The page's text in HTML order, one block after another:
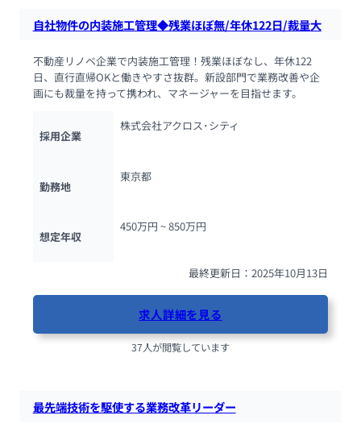
自社物件の内装施工管理◆残業ほぼ無/年休122日/裁量大
不動産リノベ企業で内装施工管理！残業ほぼなし、年休122
日、直行直帰OKと働きやすさ抜群。新設部門で業務改善や企
画にも裁量を持って携われ、マネージャーを目指せます。
採用企業
株式会社アクロス･シティ
勤務地
東京都
想定年収
450万円 ~ 850万円
最終更新日：2025年10月13日
求人詳細を見る
37人が閲覧しています
最先端技術を駆使する業務改革リーダー